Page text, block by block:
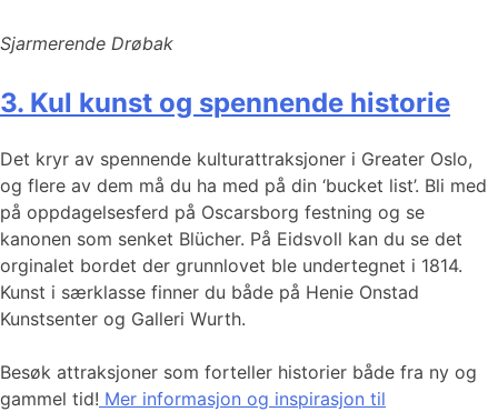
Sjarmerende Drøbak
3. Kul kunst og spennende historie
Det kryr av spennende kulturattraksjoner i Greater Oslo,
og flere av dem må du ha med på din ‘bucket list’. Bli med
på oppdagelsesferd på Oscarsborg festning og se
kanonen som senket Blücher. På Eidsvoll kan du se det
orginalet bordet der grunnlovet ble undertegnet i 1814.
Kunst i særklasse finner du både på Henie Onstad
Kunstsenter og Galleri Wurth.
Besøk attraksjoner som forteller historier både fra ny og
gammel tid! Mer informasjon og inspirasjon til